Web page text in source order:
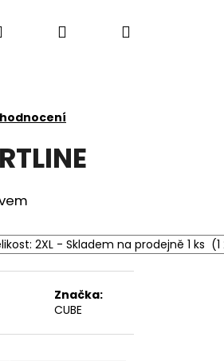
Hledat PřihlášeníNákupní
Značka:
CUBE